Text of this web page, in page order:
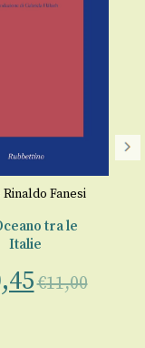
Fanesi
tra le
Italie
€11,00